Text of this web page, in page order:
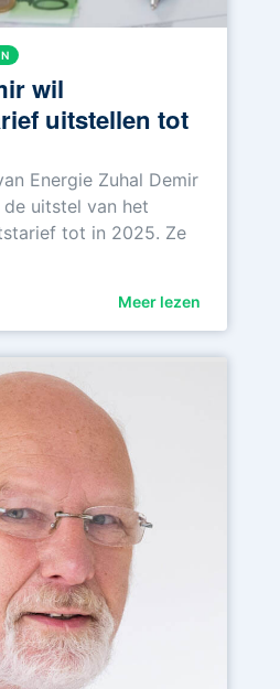
wil
uitstellen tot
Energie Zuhal Demir
uitstel van het
tot in 2025. Ze
Meer lezen